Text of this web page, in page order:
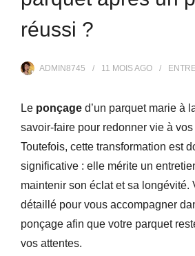
réussi ?
ADMIN8745 11 MOISAGO
Le ponçage d’un parquet marie à
savoir-faire pour redonner vie à
Toutefois, cette transformation est
significative : elle mérite un
maintenir son éclat et sa longévité.
détaillé pour vous accompagner
ponçage afin que votre parquet
vos attentes.